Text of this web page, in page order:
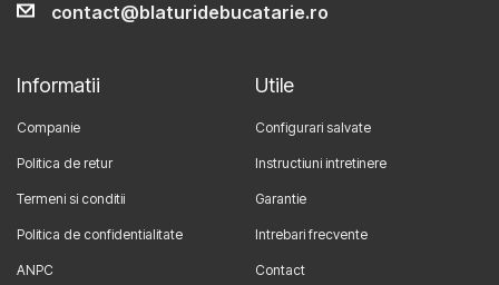
contact@blaturidebucatarie.ro
Informatii
Companie
Politica de retur
Termeni si conditii
Politica de confidentialitate
ANPC
Utile
Configurari salvate
Instructiuni intretinere
Garantie
Intrebari frecvente
Contact